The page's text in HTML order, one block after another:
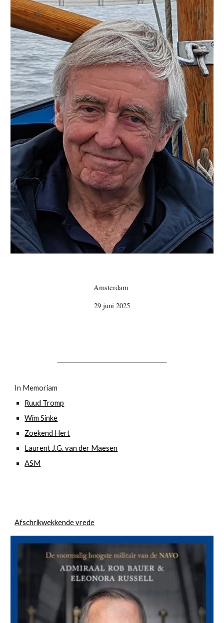
Amsterdam
29 juni 2025
In Memoriam
Ruud Tromp
Wim Sinke
Zoekend Hert
Laurent J.G. van der Maesen
ASM
Afschrikwekkende vrede